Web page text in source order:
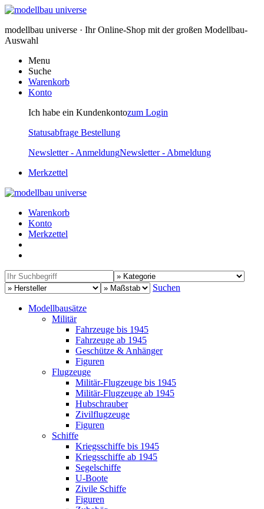
modellbau universe · Ihr Online-Shop mit der großen Modellbau-
Auswahl
Menu
Suche
Warenkorb
Konto
Ich habe ein Kundenkontozum Login
Statusabfrage Bestellung
Newsletter - AnmeldungNewsletter - Abmeldung
Merkzettel
Warenkorb
Konto
Merkzettel
Suchen
Modellbausätze
Militär
Fahrzeuge bis 1945
Fahrzeuge ab 1945
Geschütze & Anhänger
Figuren
Flugzeuge
Militär-Flugzeuge bis 1945
Militär-Flugzeuge ab 1945
Hubschrauber
Zivilflugzeuge
Figuren
Schiffe
Kriegsschiffe bis 1945
Kriegsschiffe ab 1945
Segelschiffe
U-Boote
Zivile Schiffe
Figuren